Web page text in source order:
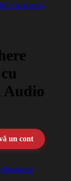
Audio
un cont
Produsele